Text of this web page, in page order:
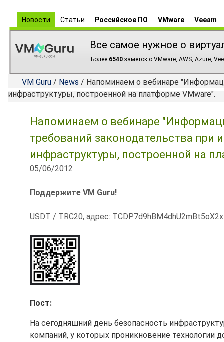
Новости Статьи Российское ПО VMware Veeam
Все самое нужное о
Более 6540 заметок о VMware, AWS, Azure,
VM Guru / News / Напоминаем о вебинаре
инфраструктуры, построенной на платформе VMware".
Напоминаем о вебинаре
требований законодательства при
инфраструктуры, построенной на
05/06/2012
Поддержите VM Guru!
USDT / TRC20, адрес:
Пост:
На сегодняшний день безопасность
компаний, у которых проникновение технологии